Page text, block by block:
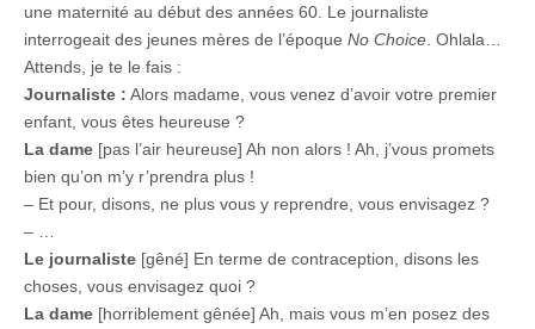
une maternité au début des années 60. Le journaliste
interrogeait des jeunes mères de l’époque No Choice . Ohlala…
Attends, je te le fais :
Journaliste : Alors madame, vous venez d’avoir votre premier
enfant, vous êtes heureuse ?
La dame [pas l’air heureuse] Ah non alors ! Ah, j’vous promets
bien qu’on m’y r’prendra plus !
– Et pour, disons, ne plus vous y reprendre, vous envisagez ?
– …
Le journaliste [gêné] En terme de contraception, disons les
choses, vous envisagez quoi ?
La dame [horriblement gênée] Ah, mais vous m’en posez des